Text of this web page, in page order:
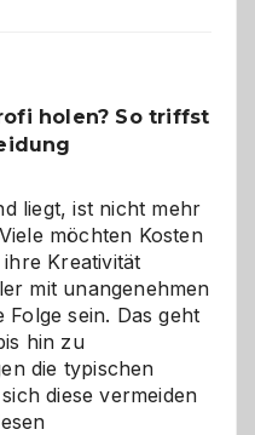
holen? So triffst
liegt, ist nicht mehr
möchten Kosten
Kreativität
mit unangenehmen
sein. Das geht
hin zu
die typischen
diese vermeiden